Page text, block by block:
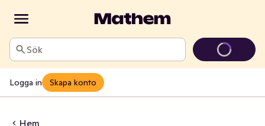
Sök
Logga in Skapa konto
Hem